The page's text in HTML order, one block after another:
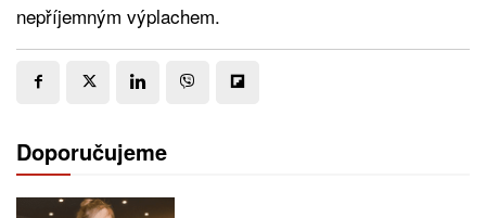
nepříjemným výplachem.
Doporučujeme